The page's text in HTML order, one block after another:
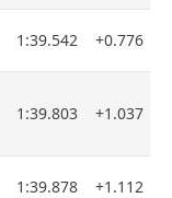
1:39.542 +0.776
1:39.803 +1.037
1:39.878 +1.112